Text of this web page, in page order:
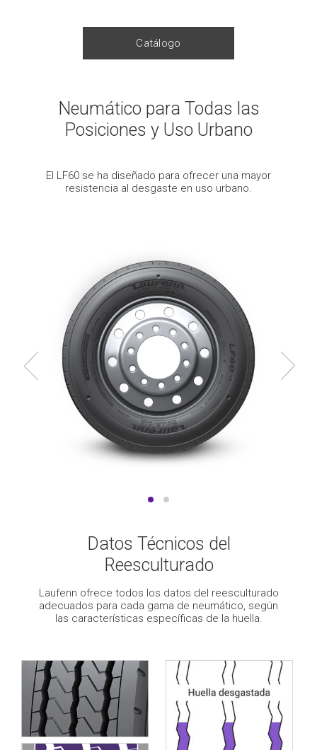
Catálogo
Neumático para Todas las
Posiciones y Uso Urbano
El LF60 se ha diseñado para ofrecer una mayor
resistencia al desgaste en uso urbano.
Datos Técnicos del
Reesculturado
Laufenn ofrece todos los datos del reesculturado
adecuados para cada gama de neumático, según
las características específicas de la huella.